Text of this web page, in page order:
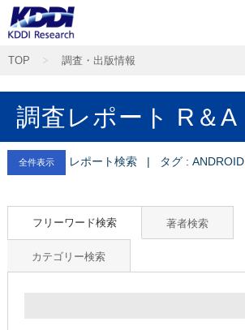
TOP 調査・出版情報
調査レポート R＆A
全件表示 レポート検索 | タグ : ANDROID
フリーワード検索 著者検索
カテゴリー検索